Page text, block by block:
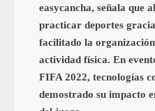
easycancha, señala que
practicar deportes
facilitado la
actividad física. En
FIFA 2022, tecnologías
demostrado su impacto